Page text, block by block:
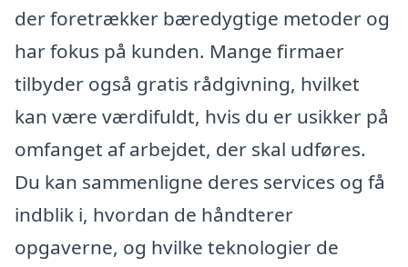
der foretrækker bæredygtige metoder og
har fokus på kunden. Mange firmaer
tilbyder også gratis rådgivning, hvilket
kan være værdifuldt, hvis du er usikker på
omfanget af arbejdet, der skal udføres.
Du kan sammenligne deres services og få
indblik i, hvordan de håndterer
opgaverne, og hvilke teknologier de